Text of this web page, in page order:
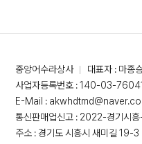
중앙어수라상사
대표자 : 마종
사업자등록번호 : 140-03-76041
E-Mail :
통신판매업신고 : 2022-경기시
주소 : 경기도 시흥시 새미길 19-3